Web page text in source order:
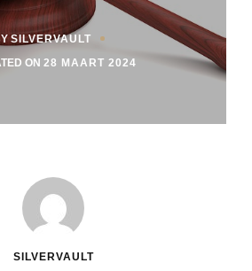
SILVERVAULT
ON 28 MAART 2024
SILVERVAULT